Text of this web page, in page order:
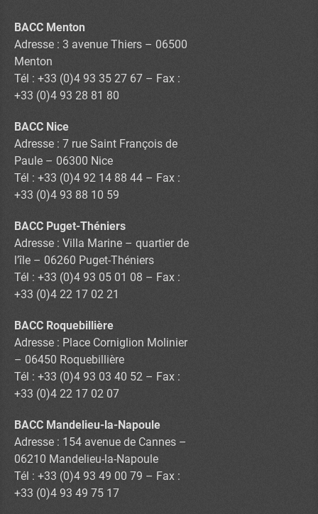
BACC Menton
Adresse : 3 avenue Thiers – 06500
Menton
Tél : +33 (0)4 93 35 27 67 – Fax :
+33 (0)4 93 28 81 80
BACC Nice
Adresse : 7 rue Saint François de
Paule – 06300 Nice
Tél : +33 (0)4 92 14 88 44 – Fax :
+33 (0)4 93 88 10 59
BACC Puget-Théniers
Adresse : Villa Marine – quartier de
l’île – 06260 Puget-Théniers
Tél : +33 (0)4 93 05 01 08 – Fax :
+33 (0)4 22 17 02 21
BACC Roquebillière
Adresse : Place Corniglion Molinier
– 06450 Roquebillière
Tél : +33 (0)4 93 03 40 52 – Fax :
+33 (0)4 22 17 02 07
BACC Mandelieu-la-Napoule
Adresse : 154 avenue de Cannes –
06210 Mandelieu-la-Napoule
Tél : +33 (0)4 93 49 00 79 – Fax :
+33 (0)4 93 49 75 17